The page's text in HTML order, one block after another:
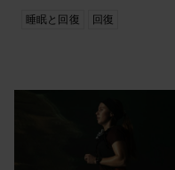
Uncategorized
Grit X Pro
Marathon
睡眠と回復 回復